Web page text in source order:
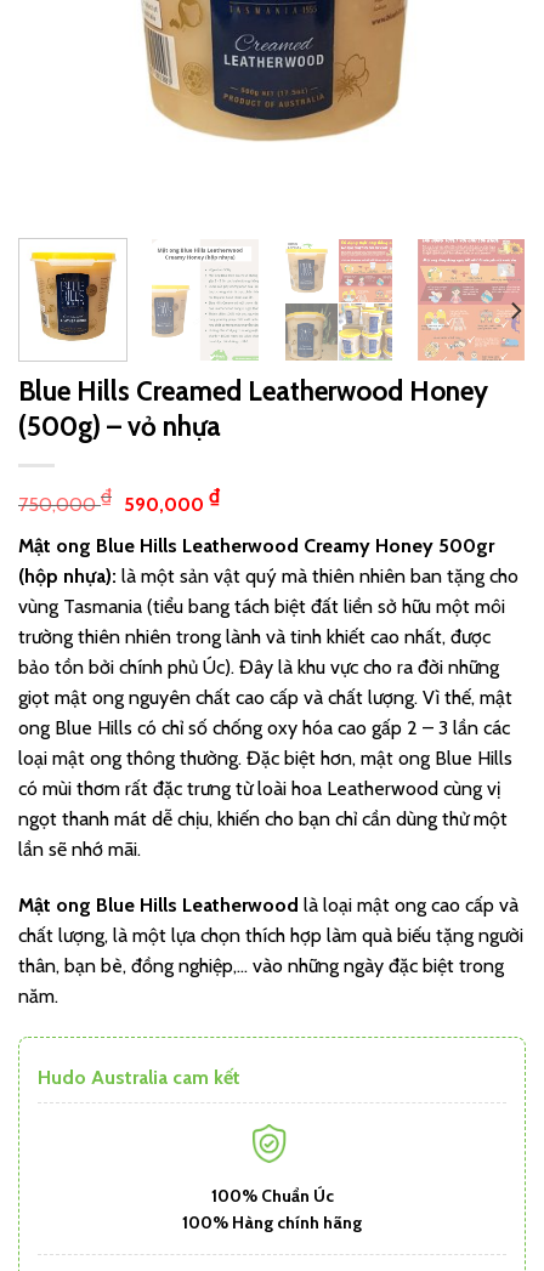
Blue Hills Creamed Leatherwood Honey
(500g) – vỏ nhựa
750,000₫ 590,000 ₫
Mật ong Blue Hills Leatherwood Creamy Honey 500gr
(hộp nhựa): là một sản vật quý mà thiên nhiên ban tặng cho
vùng Tasmania (tiểu bang tách biệt đất liền sở hữu một môi
trường thiên nhiên trong lành và tinh khiết cao nhất, được
bảo tồn bởi chính phủ Úc). Đây là khu vực cho ra đời những
giọt mật ong nguyên chất cao cấp và chất lượng. Vì thế, mật
ong Blue Hills có chỉ số chống oxy hóa cao gấp 2 – 3 lần các
loại mật ong thông thường. Đặc biệt hơn, mật ong Blue Hills
có mùi thơm rất đặc trưng từ loài hoa Leatherwood cùng vị
ngọt thanh mát dễ chịu, khiến cho bạn chỉ cần dùng thử một
lần sẽ nhớ mãi.
Mật ong Blue Hills Leatherwood là loại mật ong cao cấp và
chất lượng, là một lựa chọn thích hợp làm quà biếu tặng người
thân, bạn bè, đồng nghiệp,… vào những ngày đặc biệt trong
năm.
Hudo Australia cam kết
100% Chuẩn Úc
100% Hàng chính hãng